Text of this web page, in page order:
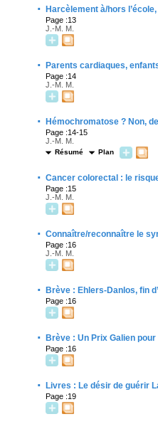
· Harcèlement à/hors
Page :13
J.-M. M.
· Parents cardiaques,
Page :14
J.-M. M.
· Hémochromatose ? Non,
Page :14-15
J.-M. M.
Résumé Plan
· Cancer colorectal : le
Page :15
J.-M. M.
· Connaître/reconnaître le
Page :16
J.-M. M.
· Brève : Ehlers-Danlos, fin
Page :16
· Brève : Un Prix Galien pour
Page :16
· Livres : Le désir de guérir
Page :19